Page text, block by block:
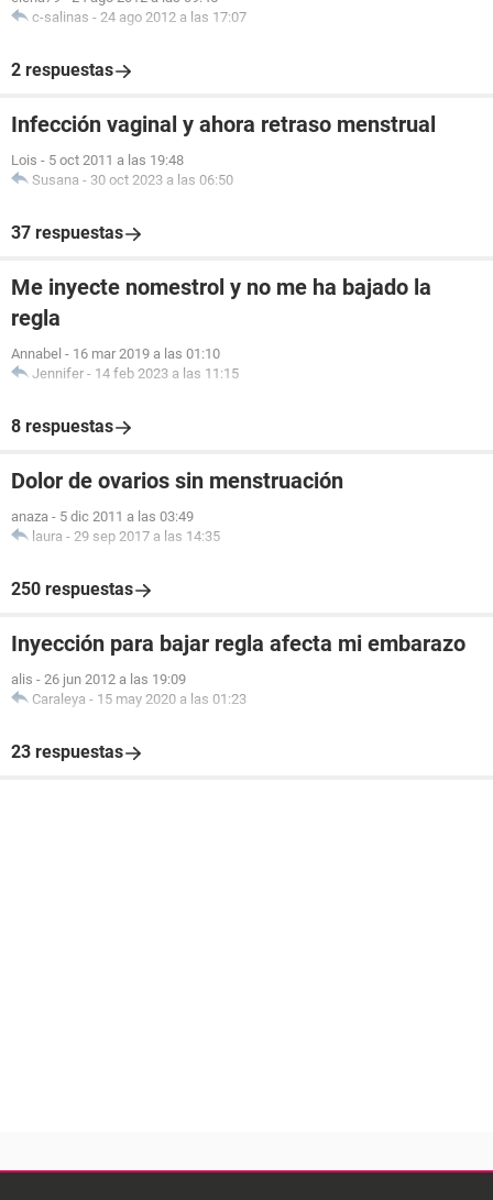
c-salinas - 24 ago 2012 a las 17:07
2 respuestas
Infección vaginal y ahora retraso menstrual
Lois - 5 oct 2011 a las 19:48
Susana - 30 oct 2023 a las 06:50
37 respuestas
Me inyecte nomestrol y no me ha bajado la
regla
Annabel - 16 mar 2019 a las 01:10
Jennifer - 14 feb 2023 a las 11:15
8 respuestas
Dolor de ovarios sin menstruación
anaza - 5 dic 2011 a las 03:49
laura - 29 sep 2017 a las 14:35
250 respuestas
Inyección para bajar regla afecta mi embarazo
alis - 26 jun 2012 a las 19:09
Caraleya - 15 may 2020 a las 01:23
23 respuestas